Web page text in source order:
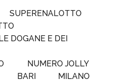
SUPERENALOTTO
DOGANE E DEI
NUMERO JOLLY
BARI
MILANO